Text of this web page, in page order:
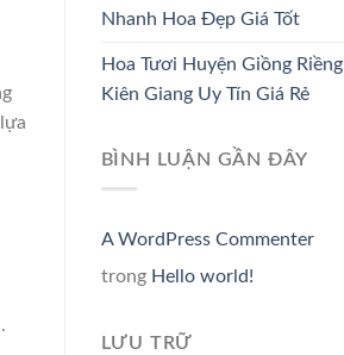
Nhanh Hoa Đẹp Giá Tốt
Hoa Tươi Huyện Giồng Riềng
Kiên Giang Uy Tín Giá Rẻ
BÌNH LUẬN GẦN ĐÂY
A WordPress Commenter
trong Hello world!
LƯU TRỮ